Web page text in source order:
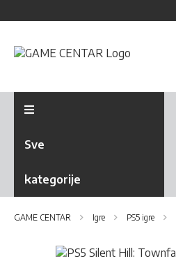
Sve
kategorije
GAME CENTAR Igre PS5 igre
Skip